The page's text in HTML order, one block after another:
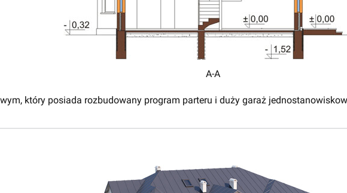
A-A
który posiada rozbudowany program parteru i duży garaż